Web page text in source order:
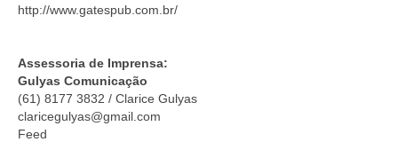
http://www.gatespub.com.br/
Assessoria de Imprensa:
Gulyas Comunicação
(61) 8177 3832 / Clarice Gulyas
claricegulyas@gmail.com
Feed